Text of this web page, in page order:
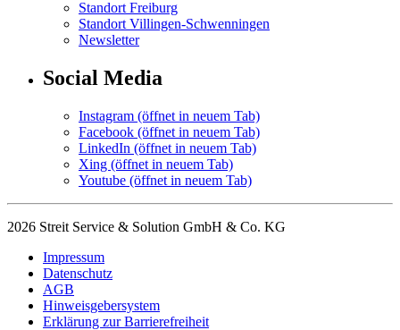
Standort Freiburg
Standort Villingen-Schwenningen
Newsletter
Social Media
Instagram (öffnet in neuem Tab)
Facebook (öffnet in neuem Tab)
LinkedIn (öffnet in neuem Tab)
Xing (öffnet in neuem Tab)
Youtube (öffnet in neuem Tab)
2026 Streit Service & Solution GmbH & Co. KG
Impressum
Datenschutz
AGB
Hinweisgebersystem
Erklärung zur Barrierefreiheit